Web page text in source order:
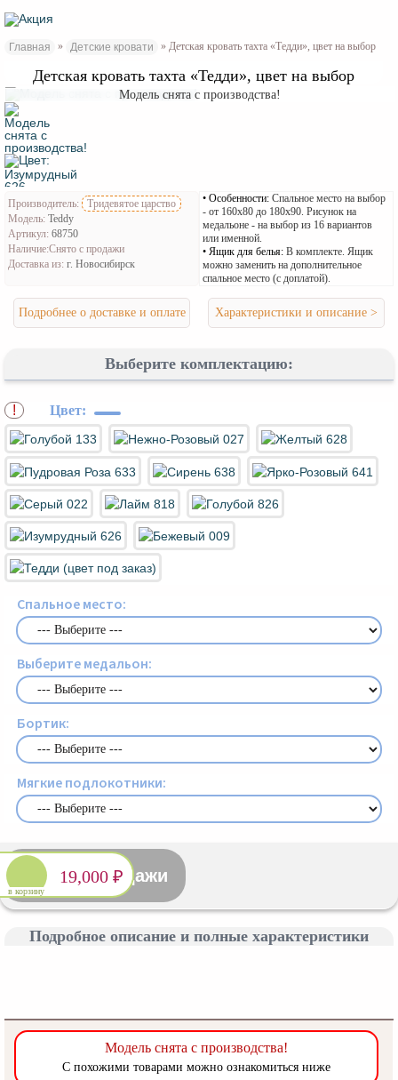
Главная » Детские кровати » Детская кровать тахта «Тедди», цвет на выбор
Детская кровать тахта «Тедди», цвет на выбор
Модель снята с производства!
Производитель:
Тридевятое царство
Модель: Teddy
Артикул: 68750
Наличие:Снято с продажи
Доставка из: г. Новосибирск
Особенности: Спальное место на выбор
- от 160x80 до 180x90. Рисунок на
медальоне - на выбор из 16 вариантов
или именной.
Ящик для белья: В комплекте. Ящик
можно заменить на дополнительное
спальное место (с доплатой).
Подробнее о доставке и оплате Характеристики и описание >
Выберите комплектацию:
Цвет:
Спальное место:
Выберите медальон:
Бортик:
Мягкие подлокотники:
в корзину
19,000 ₽
Снято с продажи
Подробное описание и полные характеристики
Модель снята с производства!